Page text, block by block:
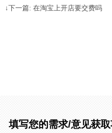
↓下一篇: 在淘宝上开店要交费吗
填写您的需求/意见获取